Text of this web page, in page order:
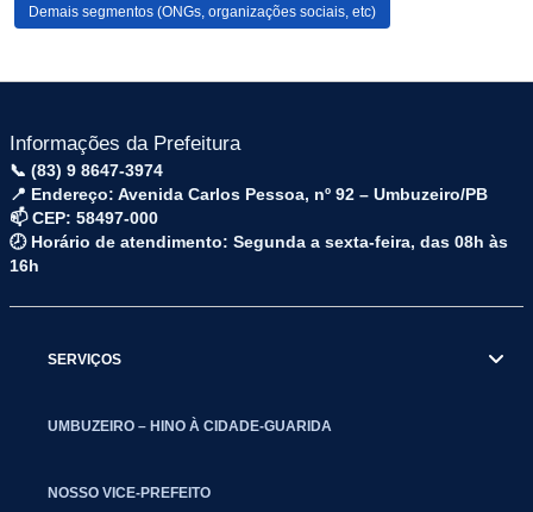
Demais segmentos (ONGs, organizações sociais, etc)
Informações da Prefeitura
📞 (83) 9 8647-3974
📍 Endereço: Avenida Carlos Pessoa, nº 92 – Umbuzeiro/PB
📫 CEP: 58497-000
🕗 Horário de atendimento: Segunda a sexta-feira, das 08h às
16h
SERVIÇOS
UMBUZEIRO – HINO À CIDADE-GUARIDA
NOSSO VICE-PREFEITO